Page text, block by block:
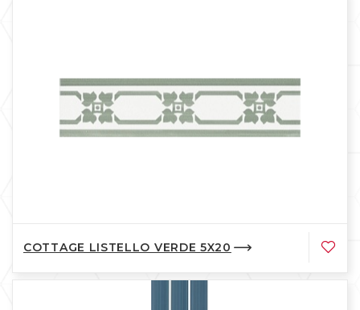
COTTAGE LISTELLO VERDE 5X20